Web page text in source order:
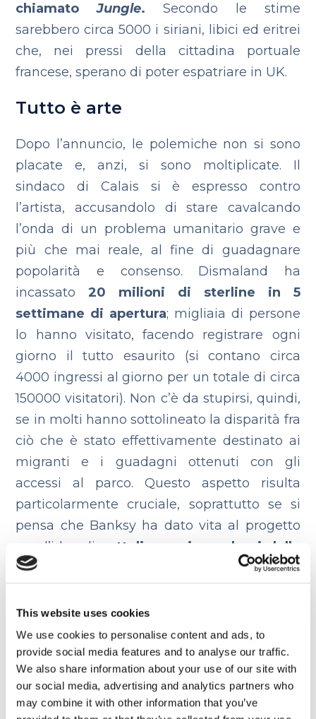
This website uses cookies
We use cookies to personalise content and ads, to
provide social media features and to analyse our traffic.
We also share information about your use of our site with
our social media, advertising and analytics partners who
may combine it with other information that you’ve
chiamatoJungle. Secondo le stime
sarebbero circa 5000 i siriani, libici ed eritrei
che, nei pressi della cittadina portuale
francese, sperano di poter espatriare in UK.
Tutto è arte
Dopo l’annuncio, le polemiche non si sono
placate e, anzi, si sono moltiplicate. Il
sindaco di Calais si è espresso contro
l’artista, accusandolo di stare cavalcando
l’onda di un problema umanitario grave e
più che mai reale, al fine di guadagnare
popolarità e consenso. Dismaland ha
incassato20 milioni di sterline in 5
settimane di apertura; migliaia di persone
lo hanno visitato, facendo registrare ogni
giorno il tutto esaurito (si contano circa
4000 ingressi al giorno per un totale di circa
150000 visitatori). Non c’è da stupirsi, quindi,
se in molti hanno sottolineato la disparità fra
ciò che è stato effettivamente destinato ai
migranti e i guadagni ottenuti con gli
accessi al parco. Questo aspetto risulta
particolarmente cruciale, soprattutto se si
pensa che Banksy ha dato vita al progetto
con l’idea di
sottolineare i paradossi delle
società occidentali in cui divertimento e
media:questo, invece che incoraggiare una
riflessione critica sulla realtà,porterebbe
solo indifferenza.
Comunque stiano le cose c’è un fatto
innegabile:[su_highlight